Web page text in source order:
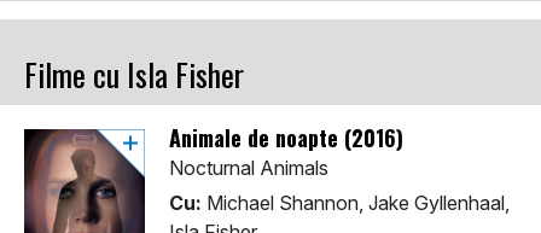
Filme cu Isla Fisher
Animale de noapte (2016)
Nocturnal Animals
Cu: Michael Shannon, Jake Gyllenhaal,